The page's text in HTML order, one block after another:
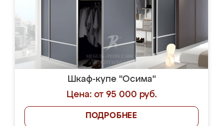
Шкаф-купе "Осима"
Цена: от 95 000 руб.
ПОДРОБНЕЕ